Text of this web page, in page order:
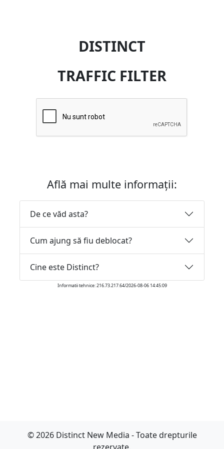
DISTINCT
TRAFFIC FILTER
Află mai multe informații:
De ce văd asta?
Cum ajung să fiu deblocat?
Cine este Distinct?
Informatii tehnice: 216.73.217.64/2026-08-06 14:45:09
© 2026 Distinct New Media - Toate drepturile